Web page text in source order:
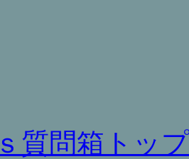
質問箱トッ